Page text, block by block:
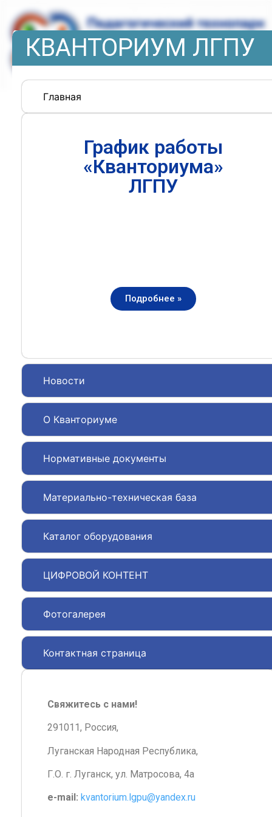
КВАНТОРИУМ ЛГПУ
Главная
Новости
О Кванториуме
Нормативные документы
Материально-техническая база
Каталог оборудования
ЦИФРОВОЙ КОНТЕНТ
Фотогалерея
Контактная страница
График работы
«Кванториума»
ЛГПУ
Подробнее »
Свяжитесь с нами!
291011, Россия,
Луганская Народная Республика,
Г.О. г. Луганск, ул. Матросова, 4а
e-mail: kvantorium.lgpu@yandex.ru